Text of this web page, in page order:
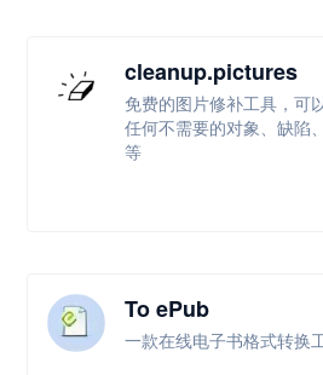
cleanup.pictures
免费的图片修补工具，可
任何不需要的对象、缺陷
等
To ePub
一款在线电子书格式转换